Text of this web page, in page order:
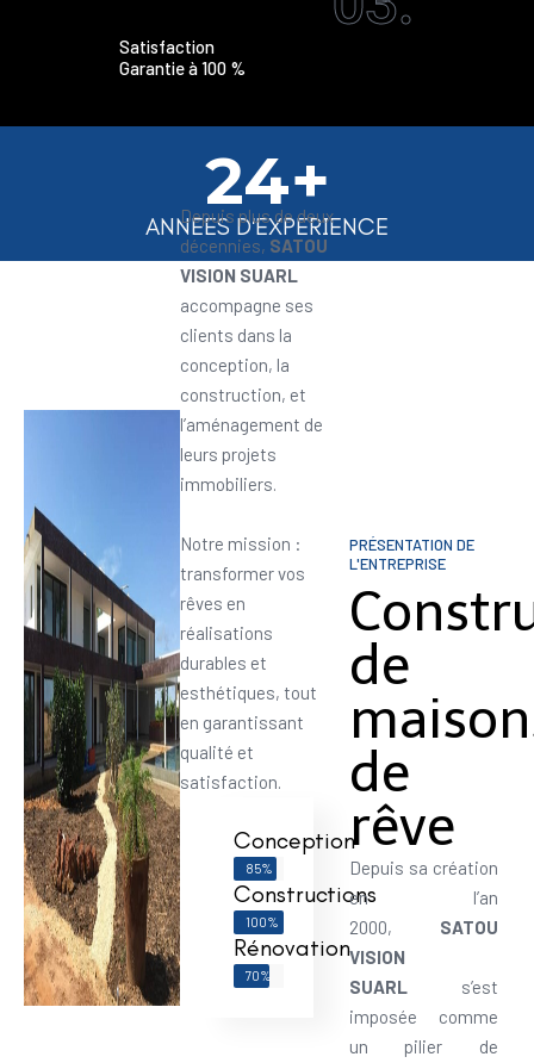
Satisfaction
Garantie à 100 %
24+
ANNEES D'EXPERIENCE
Depuis plus de deux
décennies, SATOU
VISION SUARL
accompagne ses
clients dans la
conception, la
construction, et
l’aménagement de
leurs projets
immobiliers.
Notre mission :
transformer vos
rêves en
réalisations
durables et
esthétiques, tout
en garantissant
qualité et
satisfaction.
Conception
85%
Constructions
100%
Rénovation
70%
PRÉSENTATION DE
L'ENTREPRISE
de
de
rêve
Depuis sa création
en l’an
2000, SATOU
VISION
SUARLs’est
imposée comme
un pilier de